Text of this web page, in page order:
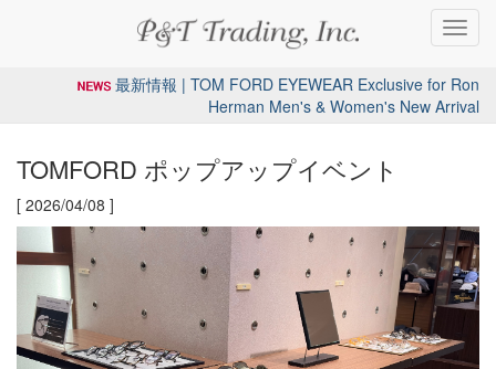
最新情報 | TOM FORD EYEWEAR Exclusive for Ron
Herman Men's & Women's New Arrival
TOMFORD ポップアップイベント
[ 2026/04/08 ]